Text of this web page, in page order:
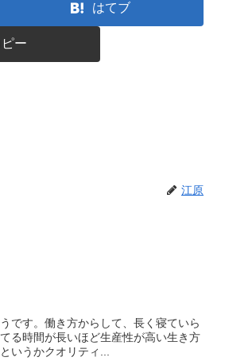
はてブ
ピー
江原
です。働き方からして、長く寝ていら
る時間が長いほど生産性が高い生き方
いうかクオリティ...